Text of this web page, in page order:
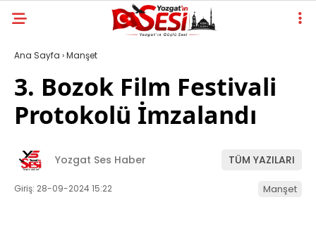
Ana Sayfa ›Manşet
3. Bozok Film Festivali
Protokolü İmzalandı
Yozgat Ses Haber TÜM YAZILARI
Giriş: 28-09-2024 15:22 Manşet